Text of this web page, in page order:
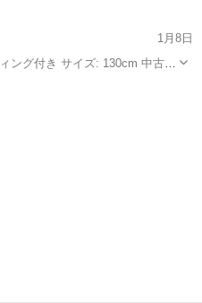
1月8日
付き サイズ: 130cm 中古品